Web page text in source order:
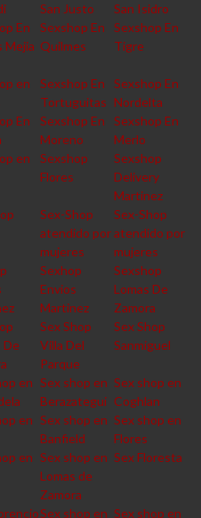
San Justo
San Isidro
En
Mejia
Sexshop En
Quilmes
Sexshop En
Tigre
en
Sexshop En
Tortuguitas
Sexshop En
Nordelta
En
Sexshop En
Moreno
Sexshop En
Merlo
en
Sexshop
Flores
Sexshop
Delivery
Martinez
Sex-Shop
atendido por
mujeres
Sex-Shop
atendido por
mujeres
Sexhop
Envios
Martinez
Sexshop
Lomas De
Zamora
De
Sex Shop
Villa Del
Parque
Sex Shop
Sanmiguel
en Sex shop en
Berazategui
Sex shop en
Coghlan
en Sex shop en
Banfield
Sex shop en
Flores
en Sex shop en
Lomas de
Zamora
Sex Floresta
Sex shop en Sex shop en